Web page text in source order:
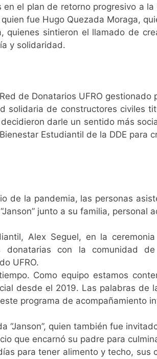
el plan de retorno progresivo a
fue Hugo Quezada Moraga,
quienes sintieron el llamado de
y solidaridad.
de Donatarios UFRO gestionado
solidaria de constructores civiles
darle un sentido más
Estudiantil de la DDE para
de la pandemia, las personas
junto a su familia,
Alex Seguel, en la
con la comunidad
UFRO.
Como equipo estamos
desde el 2019. Las palabras
programa de acompañamiento
“Janson”, quien también fue
que encarnó su padre para
para tener alimento y techo,